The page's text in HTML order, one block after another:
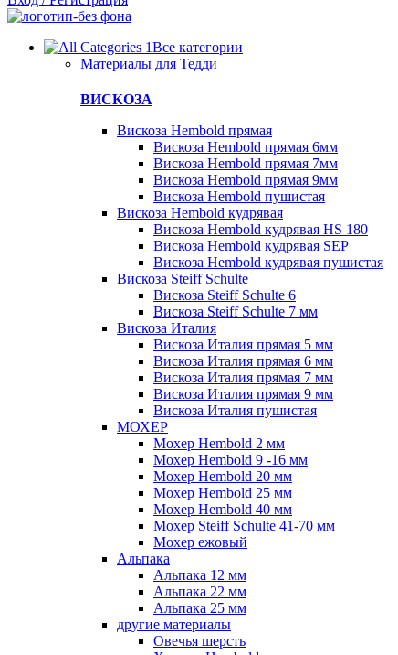
Все категории
Материалы для Тедди
ВИСКОЗА
Вискоза Hembold прямая
Вискоза Hembold прямая 6мм
Вискоза Hembold прямая 7мм
Вискоза Hembold прямая 9мм
Вискоза Hembold пушистая
Вискоза Hembold кудрявая
Вискоза Hembold кудрявая HS 180
Вискоза Hembold кудрявая SEP
Вискоза Hembold кудрявая пушистая
Вискоза Steiff Schulte
Вискоза Steiff Schulte 6
Вискоза Steiff Schulte 7 мм
Вискоза Италия
Вискоза Италия прямая 5 мм
Вискоза Италия прямая 6 мм
Вискоза Италия прямая 7 мм
Вискоза Италия прямая 9 мм
Вискоза Италия пушистая
МОХЕР
Мохер Hembold 2 мм
Мохер Hembold 9 -16 мм
Мохер Hembold 20 мм
Мохер Hembold 25 мм
Мохер Hembold 40 мм
Мохер Steiff Schulte 41-70 мм
Мохер ежовый
Альпака
Альпака 12 мм
Альпака 22 мм
Альпака 25 мм
другие материалы
Овечья шерсть